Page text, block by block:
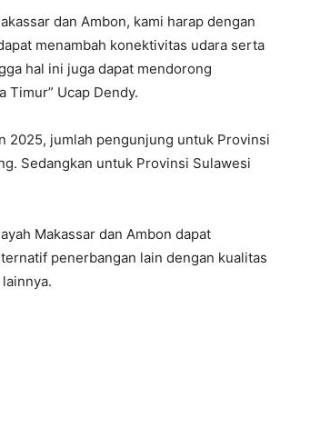
dan Ambon, kami harap dengan
menambah konektivitas udara serta
hal ini juga dapat mendorong
Timur” Ucap Dendy.
2025, jumlah pengunjung untuk Provinsi
Sedangkan untuk Provinsi Sulawesi
Makassar dan Ambon dapat
penerbangan lain dengan kualitas